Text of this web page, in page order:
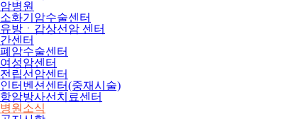
암병원
소화기암수술센터
유방ㆍ갑상선암 센터
간센터
폐암수술센터
여성암센터
전립선암센터
인터벤션센터(중재시술)
항암방사선치료센터
병원소식